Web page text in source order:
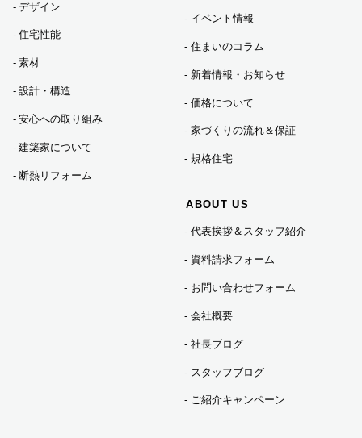
2024年04月 (1)
2023年11月 (3)
デザイン
住宅性能
素材
設計・構造
安心への取り組み
建築家について
断熱リフォーム
イベント情報
住まいのコラム
新着情報・お知らせ
価格について
家づくりの流れ＆保証
規格住宅
ABOUT US
代表挨拶＆スタッフ紹介
資料請求フォーム
お問い合わせフォーム
会社概要
社長ブログ
スタッフブログ
ご紹介キャンペーン